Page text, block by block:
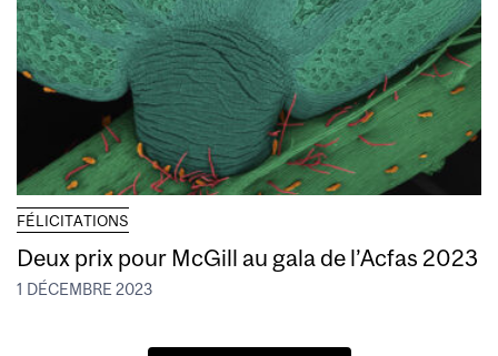
FÉLICITATIONS
Deux prix pour McGill au gala de l’Acfas 2023
1 DÉCEMBRE 2023